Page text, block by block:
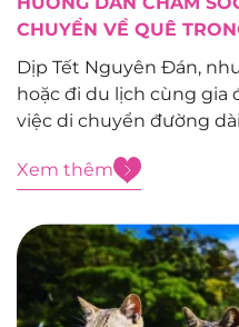
CHUYỂN VỀ QUÊ
Dịp Tết Nguyên Đán,
hoặc đi du lịch cùng gia
việc di chuyển đường
hoặc gặp tai nạn nếu
Xem thêm